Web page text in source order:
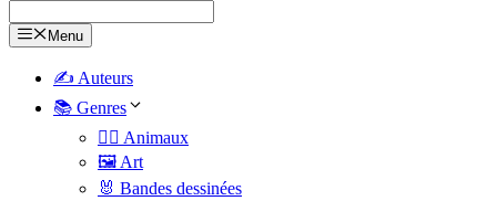
Menu
✍️ Auteurs
📚 Genres
🐕‍🦺 Animaux
🖼️ Art
🐰 Bandes dessinées